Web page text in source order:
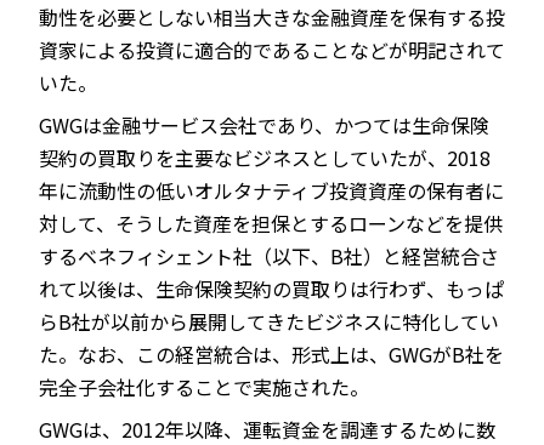
動性を必要としない相当大きな金融資産を保有する投
資家による投資に適合的であることなどが明記されて
いた。
GWGは金融サービス会社であり、かつては生命保険
契約の買取りを主要なビジネスとしていたが、2018
年に流動性の低いオルタナティブ投資資産の保有者に
対して、そうした資産を担保とするローンなどを提供
するベネフィシェント社（以下、B社）と経営統合さ
れて以後は、生命保険契約の買取りは行わず、もっぱ
らB社が以前から展開してきたビジネスに特化してい
た。なお、この経営統合は、形式上は、GWGがB社を
完全子会社化することで実施された。
GWGは、2012年以降、運転資金を調達するために数